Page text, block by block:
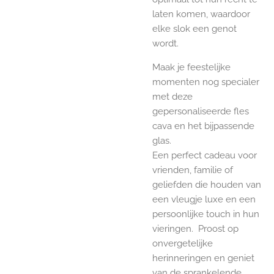
laten komen, waardoor
elke slok een genot
wordt.
Maak je feestelijke
momenten nog specialer
met deze
gepersonaliseerde fles
cava en het bijpassende
glas.
Een perfect cadeau voor
vrienden, familie of
geliefden die houden van
een vleugje luxe en een
persoonlijke touch in hun
vieringen. Proost op
onvergetelijke
herinneringen en geniet